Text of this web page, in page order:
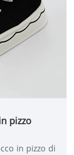
pizzo
in pizzo di